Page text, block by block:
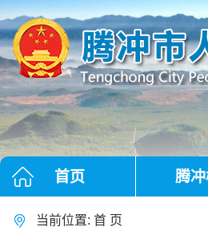
首页 腾
当前位置: 首 页